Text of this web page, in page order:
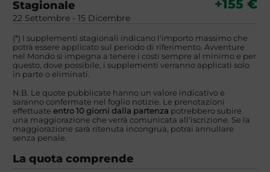
Stagionale
22 Settembre - 15 Dicembre
+155 €
(*) I supplementi stagionali indicano l'importo massimo che
potrà essere applicato sul periodo di riferimento. Avventure
nel Mondo si impegna a tenere i costi sempre al minimo e per
questo, dove possibile, i supplementi verranno applicati solo
in parte o eliminati.
N.B. Le quote pubblicate hanno un valore indicativo e
saranno confermate nel foglio notizie. Le prenotazioni
effettuate entro 10 giorni dalla partenza potrebbero subire
una maggiorazione che verrà comunicata all'iscrizione. Se la
maggiorazione sarà ritenuta incongrua, potrai annullare
senza penale.
La quota comprende